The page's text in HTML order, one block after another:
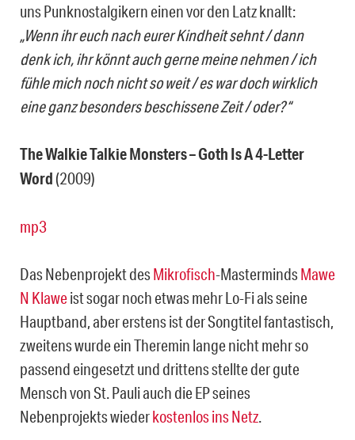
uns Punknostalgikern einen vor den Latz knallt:
„Wenn ihr euch nach eurer Kindheit sehnt / dann
denk ich, ihr könnt auch gerne meine nehmen / ich
fühle mich noch nicht so weit / es war doch wirklich
eine ganz besonders beschissene Zeit / oder?“
The Walkie Talkie Monsters – Goth Is A 4-Letter
Word(2009)
mp3
Das Nebenprojekt desMikrofisch-MastermindsMawe
N Klaweist sogar noch etwas mehr Lo-Fi als seine
Hauptband, aber erstens ist der Songtitel fantastisch,
zweitens wurde ein Theremin lange nicht mehr so
passend eingesetzt und drittens stellte der gute
Mensch von St. Pauli auch die EP seines
Nebenprojekts wiederkostenlos ins Netz.